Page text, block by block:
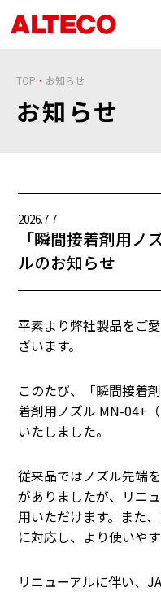
TOP お知らせ
お知らせ
2026.7.7
「瞬間接着剤用ノ
ルのお知らせ
平素より弊社製品をご
ざいます。
このたび、「瞬間接着
着剤用ノズル MN-04+
いたしました。
従来品ではノズル先端
がありましたが、リニ
用いただけます。また
に対応し、より使いや
リニューアルに伴い、